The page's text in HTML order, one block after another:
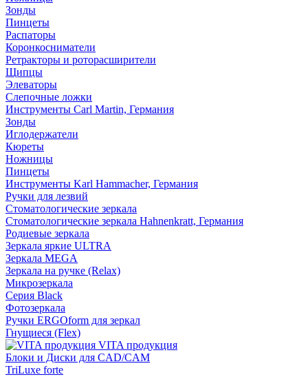
Зонды
Пинцеты
Распаторы
Коронкосниматели
Ретракторы и роторасширители
Щипцы
Элеваторы
Слепочные ложки
Инструменты Carl Martin, Германия
Зонды
Иглодержатели
Кюреты
Ножницы
Пинцеты
Инструменты Karl Hammacher, Германия
Ручки для лезвий
Стоматологические зеркала
Стоматологические зеркала Hahnenkratt, Германия
Родиевые зеркала
Зеркала яркие ULTRA
Зеркала MEGA
Зеркала на ручке (Relax)
Микрозеркала
Серия Black
Фотозеркала
Ручки ERGOform для зеркал
Гнущиеся (Flex)
VITA продукция
Блоки и Диски для CAD/CAM
TriLuxe forte